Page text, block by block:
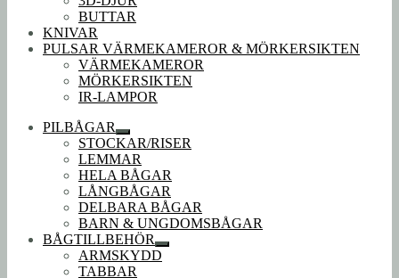
BUTTAR
KNIVAR
PULSAR VÄRMEKAMEROR & MÖRKERSIKTEN
VÄRMEKAMEROR
MÖRKERSIKTEN
IR-LAMPOR
PILBÅGAR
Expandera
undermeny
STOCKAR/RISER
LEMMAR
HELA BÅGAR
LÅNGBÅGAR
DELBARA BÅGAR
BARN & UNGDOMSBÅGAR
BÅGTILLBEHÖR
Expandera
undermeny
ARMSKYDD
TABBAR